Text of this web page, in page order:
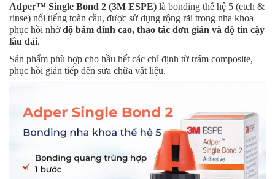
Adper™ Single Bond 2 (3M ESPE) là bonding thế hệ 5 (etch &
rinse) nổi tiếng toàn cầu, được sử dụng rộng rãi trong nha khoa
phục hồi nhờđộ bám dính cao, thao tác đơn giản và độ tin cậy
lâu dài.
Sản phẩm phù hợp cho hầu hết các chỉ định từ trám composite,
phục hồi gián tiếp đến sửa chữa vật liệu.